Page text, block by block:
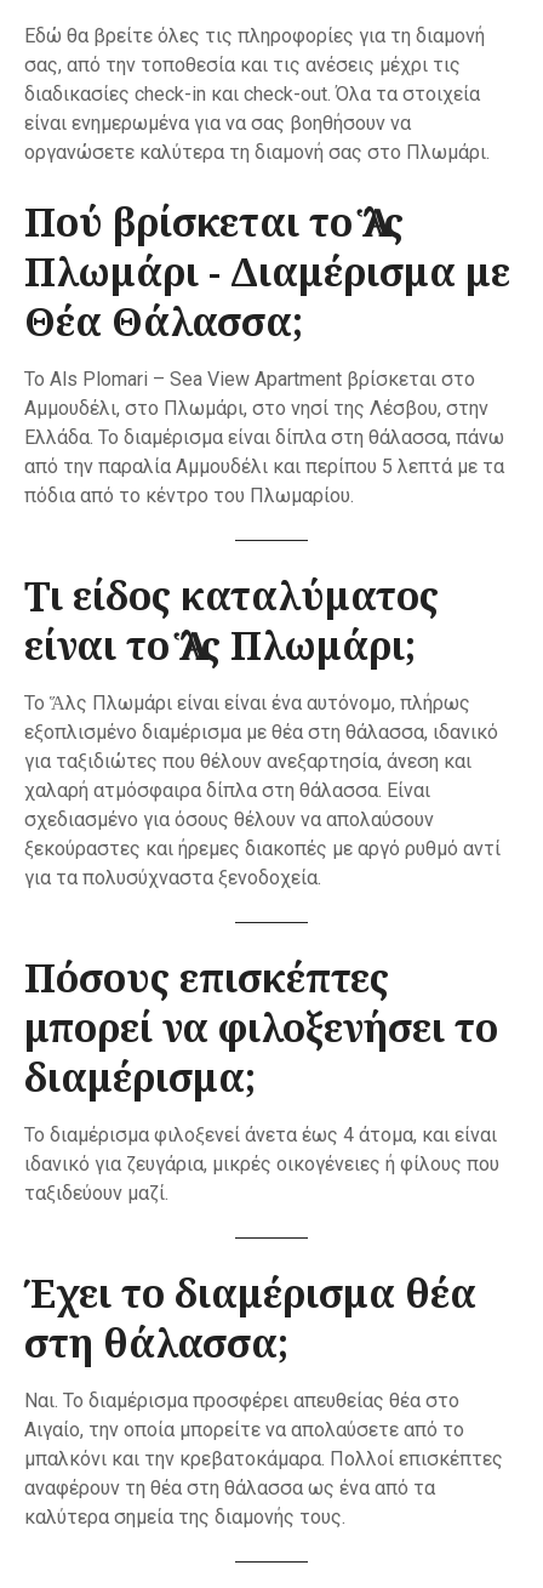
Εδώ θα βρείτε όλες τις πληροφορίες για τη διαμονή
σας, από την τοποθεσία και τις ανέσεις μέχρι τις
διαδικασίες check-in και check-out. Όλα τα στοιχεία
είναι ενημερωμένα για να σας βοηθήσουν να
οργανώσετε καλύτερα τη διαμονή σας στο Πλωμάρι.
Πού βρίσκεται το Ἅλς
Πλωμάρι - Διαμέρισμα με
Θέα Θάλασσα;
Το Als Plomari – Sea View Apartment βρίσκεται στο
Αμμουδέλι, στο Πλωμάρι, στο νησί της Λέσβου, στην
Ελλάδα. Το διαμέρισμα είναι δίπλα στη θάλασσα, πάνω
από την παραλία Αμμουδέλι και περίπου 5 λεπτά με τα
πόδια από το κέντρο του Πλωμαρίου.
Τι είδος καταλύματος
είναι το Ἅλς Πλωμάρι;
Το Ἅλς Πλωμάρι είναι είναι ένα αυτόνομο, πλήρως
εξοπλισμένο διαμέρισμα με θέα στη θάλασσα, ιδανικό
για ταξιδιώτες που θέλουν ανεξαρτησία, άνεση και
χαλαρή ατμόσφαιρα δίπλα στη θάλασσα. Είναι
σχεδιασμένο για όσους θέλουν να απολαύσουν
ξεκούραστες και ήρεμες διακοπές με αργό ρυθμό αντί
για τα πολυσύχναστα ξενοδοχεία.
Πόσους επισκέπτες
μπορεί να φιλοξενήσει το
διαμέρισμα;
Το διαμέρισμα φιλοξενεί άνετα έως 4 άτομα, και είναι
ιδανικό για ζευγάρια, μικρές οικογένειες ή φίλους που
ταξιδεύουν μαζί.
Έχει το διαμέρισμα θέα
στη θάλασσα;
Ναι. Το διαμέρισμα προσφέρει απευθείας θέα στο
Αιγαίο, την οποία μπορείτε να απολαύσετε από το
μπαλκόνι και την κρεβατοκάμαρα. Πολλοί επισκέπτες
αναφέρουν τη θέα στη θάλασσα ως ένα από τα
καλύτερα σημεία της διαμονής τους.